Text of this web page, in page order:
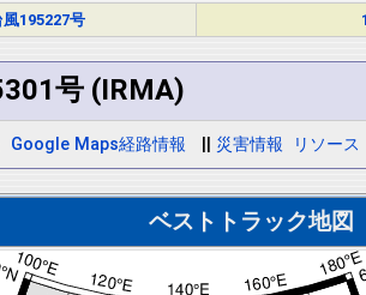
風195227号
号 (IRMA)
Google Maps経路情報 災害情報 リソース
ベストトラック地図